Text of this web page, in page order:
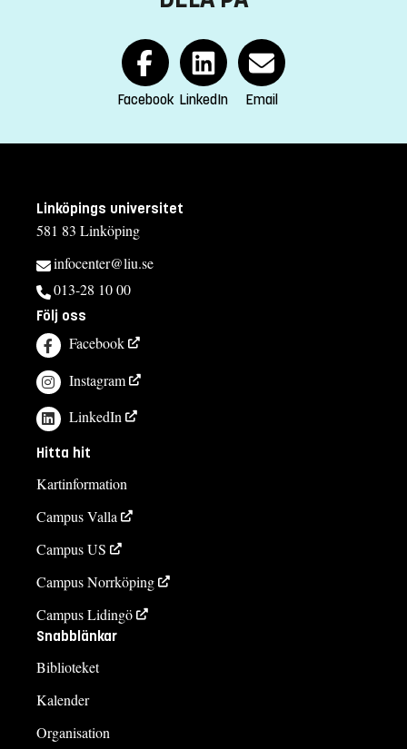
Facebook LinkedIn Email
Linköpings universitet
581 83 Linköping
infocenter@liu.se
013-28 10 00
Följ oss
Facebook
Instagram
LinkedIn
Hitta hit
Kartinformation
Campus Valla
Campus US
Campus Norrköping
Campus Lidingö
Snabblänkar
Biblioteket
Kalender
Organisation